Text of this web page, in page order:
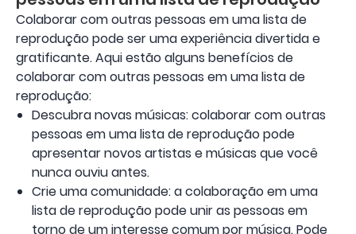
Colaborar com outras pessoas em uma lista de
reprodução pode ser uma experiência divertida e
gratificante. Aqui estão alguns benefícios de
colaborar com outras pessoas em uma lista de
reprodução:
Descubra novas músicas: colaborar com outras
pessoas em uma lista de reprodução pode
apresentar novos artistas e músicas que você
nunca ouviu antes.
Crie uma comunidade: a colaboração em uma
lista de reprodução pode unir as pessoas em
torno de um interesse comum por música. Pode